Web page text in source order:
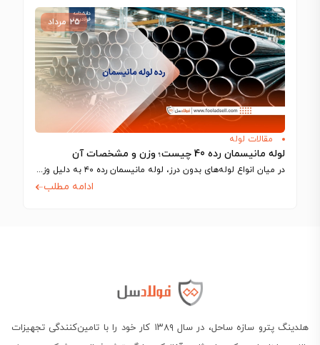
۲۵ مرداد
مقالات لوله
لوله مانیسمان رده 40 چیست؛ وزن و مشخصات آن
در میان انواع لوله‌های بدون درز، لوله مانیسمان رده ۴۰ به دلیل وزن مناسب،…
ادامه مطلب
هلدینگ پترو سازه ساحل، در سال ۱۳۸۹ کار خود را با تامین‌کنندگی تجهیزات